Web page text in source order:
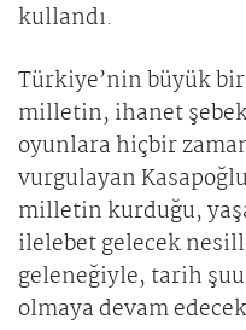
kullandı.
Türkiye’nin büyük
milletin, ihanet
oyunlara hiçbir
vurgulayan
milletin kurduğu,
ilelebet gelecek
geleneğiyle, tarih
olmaya devam